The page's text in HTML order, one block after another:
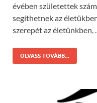
évében születettek
segíthetnek az
szerepét az életünkben, …
OLVASS TOVÁBB...